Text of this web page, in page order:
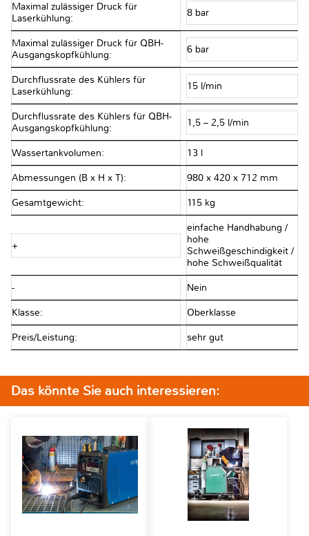
Maximal zulässiger Druck für
Laserkühlung:
8 bar
Maximal zulässiger Druck für QBH-
Ausgangskopfkühlung:
6 bar
Durchflussrate des Kühlers für
Laserkühlung:
15 l/min
Durchflussrate des Kühlers für QBH-
Ausgangskopfkühlung:
1,5 – 2,5 l/min
Wassertankvolumen: 13 l
Abmessungen (B x H x T): 980 x 420 x 712 mm
Gesamtgewicht: 115 kg
+
einfache Handhabung /
hohe
Schweißgeschindigkeit /
hohe Schweißqualität
- Nein
Klasse: Oberklasse
Preis/Leistung: sehr gut
Das könnte Sie auch interessieren: